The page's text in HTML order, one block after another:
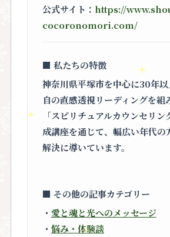
公式サイト： https://
cocoronomori.com/
■ 私たちの特徴
神奈川県平塚市を中心に30年
自の直感透視リーディングを組
「スピリチュアルカウンセリン
成講座を通じて、幅広い年代の
解決に導いています。
■ その他の記事カテゴリー
・ 愛と魂と光へのメッセージ
・ 悩み・体験談